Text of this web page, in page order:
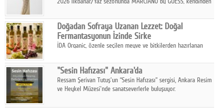
Doğadan Sofraya Uzanan Lezzet: Doğal
Fermantasyonun İzinde Sirke
İDA Organic, özenle seçilen meyve ve bitkilerden hazırlanan
sofralarına taşıyor.
"Sesin Hafızası" Ankara'da
Ressam Şerivan Tutuş'un “Sesin Hafızası” sergisi, Ankara Resim
ve Heykel Müzesi'nde sanatseverlerle buluşuyor.